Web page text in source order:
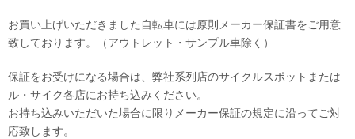
お買い上げいただきました自転車には原則メーカー保証書をご用意
致しております。（アウトレット・サンプル車除く）
保証をお受けになる場合は、弊社系列店のサイクルスポットまたは
ル・サイク各店にお持ち込みください。
お持ち込みいただいた場合に限りメーカー保証の規定に沿ってご対
応致します。